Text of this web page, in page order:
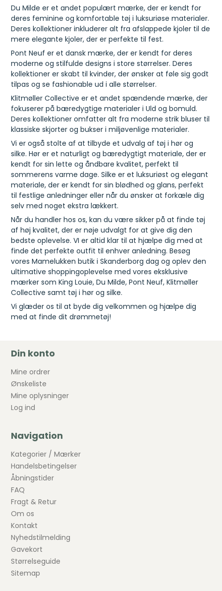
Du Milde er et andet populært mærke, der er kendt for
deres feminine og komfortable tøj i luksuriøse materialer.
Deres kollektioner inkluderer alt fra afslappede kjoler til de
mere elegante kjoler, der er perfekte til fest.
Pont Neuf er et dansk mærke, der er kendt for deres
moderne og stilfulde designs i store størrelser. Deres
kollektioner er skabt til kvinder, der ønsker at føle sig godt
tilpas og se fashionable ud i alle størrelser.
Klitmøller Collective er et andet spændende mærke, der
fokuserer på bæredygtige materialer i Uld og bomuld.
Deres kollektioner omfatter alt fra moderne strik bluser til
klassiske skjorter og bukser i miljøvenlige materialer.
Vi er også stolte af at tilbyde et udvalg af tøj i hør og
silke. Hør er et naturligt og bæredygtigt materiale, der er
kendt for sin lette og åndbare kvalitet, perfekt til
sommerens varme dage. Silke er et luksuriøst og elegant
materiale, der er kendt for sin blødhed og glans, perfekt
til festlige anledninger eller når du ønsker at forkæle dig
selv med noget ekstra lækkert.
Når du handler hos os, kan du være sikker på at finde tøj
af høj kvalitet, der er nøje udvalgt for at give dig den
bedste oplevelse. VI er altid klar til at hjælpe dig med at
finde det perfekte outfit til enhver anledning. Besøg
vores Mamelukken butik i Skanderborg dag og oplev den
ultimative shoppingoplevelse med vores eksklusive
mærker som King Louie, Du Milde, Pont Neuf, Klitmøller
Collective samt tøj i hør og silke.
Vi glæder os til at byde dig velkommen og hjælpe dig
med at finde dit drømmetøj!
Din konto
Mine ordrer
Ønskeliste
Mine oplysninger
Log ind
Navigation
Kategorier / Mærker
Handelsbetingelser
Åbningstider
FAQ
Fragt & Retur
Om os
Kontakt
Nyhedstilmelding
Gavekort
Størrelseguide
Sitemap